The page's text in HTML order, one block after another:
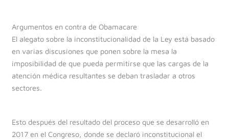
Argumentos en contra de Obamacare
El alegato sobre la inconstitucionalidad de la Ley está basado
en varias discusiones que ponen sobre la mesa la
imposibilidad de que pueda permitirse que las cargas de la
atención médica resultantes se deban trasladar a otros
sectores.
Esto después del resultado del proceso que se desarrolló en
2017 en el Congreso, donde se declaró inconstitucional el